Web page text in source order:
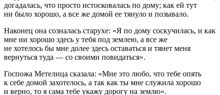
догадалась, что просто истосковалась по дому; как ей тут
ни было хорошо, а все же домой ее тянуло и позывало.
Наконец она созналась старухе: «Я по дому соскучилась, и как
мне ни хорошо здесь у тебя под землею, а все же
не хотелось бы мне долее здесь оставаться и тянет меня
вернуться туда — со своими повидаться».
Госпожа Метелица сказала: «Мне это любо, что тебе опять
к себе домой захотелось, а так как ты мне служила хорошо
и верно, то я сама тебе укажу дорогу на землю».